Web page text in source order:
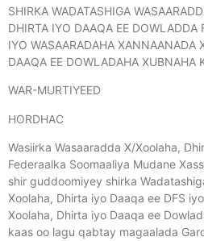
SHIRKA WADATASHIGA
DHIRTA IYO DAAQA EE DOWLADDA
IYO WASAARADAHA XANNAANADA
DAAQA EE DOWLADAHA XUBNAHA
WAR-MURTIYEED
HORDHAC
Wasiirka Wasaaradda X/Xoolaha,
Federaalka Soomaaliya Mudane
shir guddoomiyey shirka
Xoolaha, Dhirta iyo Daaqa ee DFS
Xoolaha, Dhirta iyo Daaqa ee
kaas oo lagu qabtay magaalada